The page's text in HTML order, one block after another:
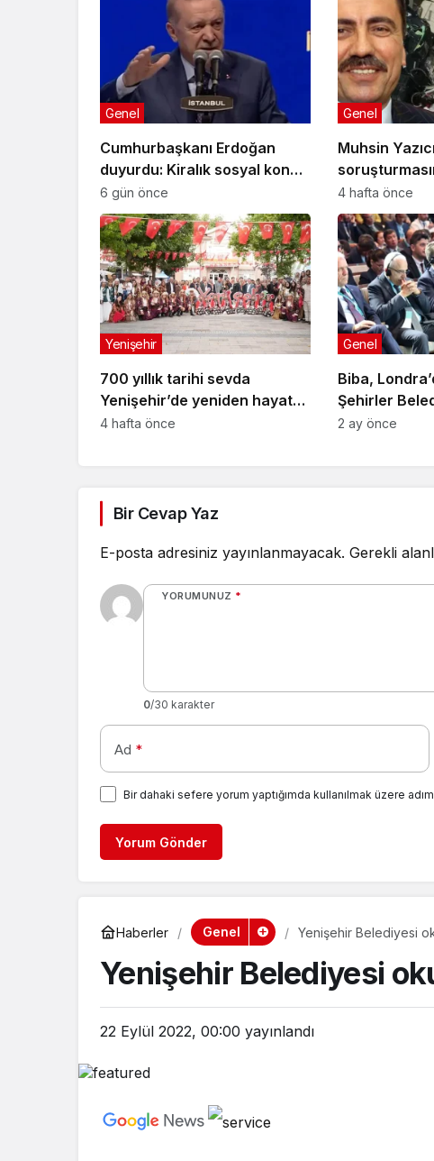
Cumhurbaşkanı Erdoğan
duyurdu: Kiralık sosyal konut
projesi eylülde başlıyor
Genel
6 gün önce
Muhsin
gelişme!
Genel
4 hafta önce
700 yıllık tarihi sevda
Yenişehir’de yeniden hayat
buldu
Yenişehir
4 hafta önce
Biba,
Şehirler
Toplantısı’na
Genel
2 ay önce
Bir Cevap Yaz
E-posta adresiniz yayınlanmayacak. Gerekli
YORUMUNUZ *
0/30 karakter
Ad *
Bir dahaki sefere yorum yaptığımda kullanılmak üzere
Yorum Gönder
Haberler Genel Yenişehir Belediyesi
Yenişehir Belediyesi
22 Eylül 2022, 00:00 yayınlandı